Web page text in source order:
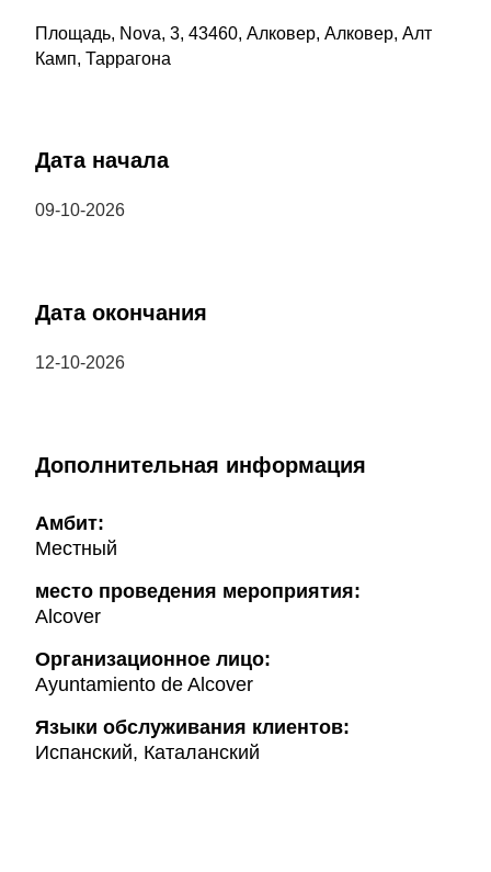
Площадь, Nova, 3, 43460, Алковер, Алковер, Алт
Камп, Таррагона
Дата начала
09-10-2026
Дата окончания
12-10-2026
Дополнительная информация
Амбит:
Местный
место проведения мероприятия:
Alcover
Организационное лицо:
Ayuntamiento de Alcover
Языки обслуживания клиентов:
Испанский, Каталанский